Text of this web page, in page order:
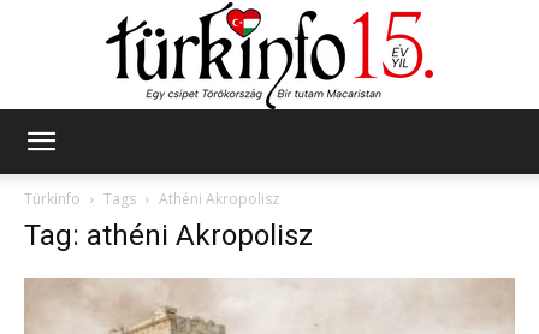
Türkinfo
Tags Athéni Akropolisz
Tag: athéni Akropolisz